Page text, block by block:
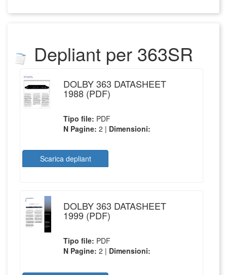
Depliant per363SR
DOLBY 363 DATASHEET
1988 (PDF)
Tipo file: PDF
N Pagine:2 | Dimensioni:
Scarica depliant
DOLBY 363 DATASHEET
1999 (PDF)
Tipo file: PDF
N Pagine:2 | Dimensioni: